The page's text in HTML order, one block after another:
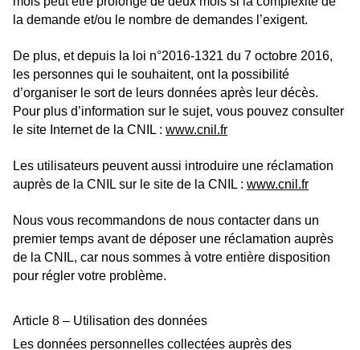
la demande et/ou le nombre de demandes l’exigent.
De plus, et depuis la loi n°2016-1321 du 7 octobre 2016,
les personnes qui le souhaitent, ont la possibilité
d’organiser le sort de leurs données après leur décès.
Pour plus d’information sur le sujet, vous pouvez consulter
le site Internet de la CNIL : www.cnil.fr
Les utilisateurs peuvent aussi introduire une réclamation
auprès de la CNIL sur le site de la CNIL : www.cnil.fr
Nous vous recommandons de nous contacter dans un
premier temps avant de déposer une réclamation auprès
de la CNIL, car nous sommes à votre entière disposition
pour régler votre problème.
Article 8 – Utilisation des données
Les données personnelles collectées auprès des